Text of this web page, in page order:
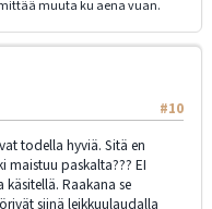
muuta ku aena vuan.
#10
todella hyviä. Sitä en
paskalta??? EI
Raakana se
siinä leikkuulaudalla